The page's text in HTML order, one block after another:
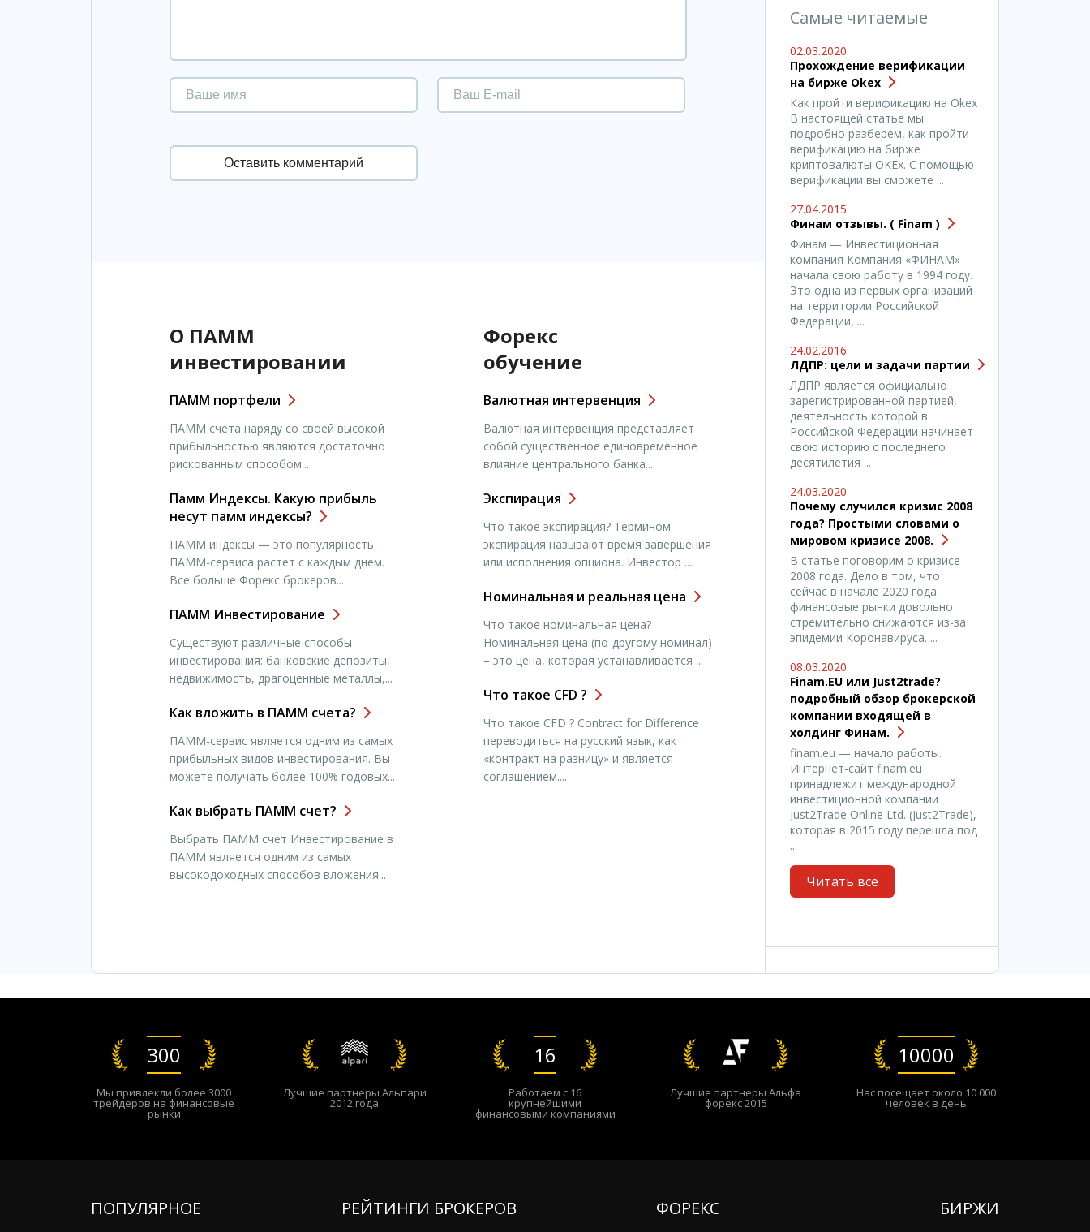
О ПАММ
инвестировании
ПАММ портфели
ПАММ счета наряду со своей высокой
прибыльностью являются достаточно
рискованным способом...
Памм Индексы. Какую прибыль
несут памм индексы?
ПАММ индексы — это популярность
ПАММ-сервиса растет с каждым днем.
Все больше Форекс брокеров...
ПАММ Инвестирование
Существуют различные способы
инвестирования: банковские депозиты,
недвижимость, драгоценные металлы,...
Как вложить в ПАММ счета?
ПАММ-сервис является одним из самых
прибыльных видов инвестирования. Вы
можете получать более 100% годовых...
Как выбрать ПАММ счет?
Выбрать ПАММ счет Инвестирование в
ПАММ является одним из самых
высокодоходных способов вложения...
Форекс
обучение
Валютная интервенция
Валютная интервенция представляет
собой существенное единовременное
влияние центрального банка...
Экспирация
Что такое экспирация? Термином
экспирация называют время завершения
или исполнения опциона. Инвестор ...
Номинальная и реальная цена
Что такое номинальная цена?
Номинальная цена (по-другому номинал)
– это цена, которая устанавливается ...
Что такое CFD ?
Что такое CFD ? Contract for Difference
переводиться на русский язык, как
«контракт на разницу» и является
соглашением....
Самые читаемые
02.03.2020
Прохождение верификации
на бирже Okex
Как пройти верификацию на Okex
В настоящей статье мы
подробно разберем, как пройти
верификацию на бирже
криптовалюты OKEx. С помощью
верификации вы сможете ...
27.04.2015
Финам отзывы. ( Finam )
Финам — Инвестиционная
компания Компания «ФИНАМ»
начала свою работу в 1994 году.
Это одна из первых организаций
на территории Российской
Федерации, ...
24.02.2016
ЛДПР: цели и задачи партии
ЛДПР является официально
зарегистрированной партией,
деятельность которой в
Российской Федерации начинает
свою историю с последнего
десятилетия ...
24.03.2020
Почему случился кризис 2008
года? Простыми словами о
мировом кризисе 2008.
В статье поговорим о кризисе
2008 года. Дело в том, что
сейчас в начале 2020 года
финансовые рынки довольно
стремительно снижаются из-за
эпидемии Коронавируса. ...
08.03.2020
Finam.EU или Just2trade?
подробный обзор брокерской
компании входящей в
холдинг Финам.
finam.eu — начало работы.
Интернет-сайт finam.eu
принадлежит международной
инвестиционной компании
Just2Trade Online Ltd. (Just2Trade),
которая в 2015 году перешла под
...
Читать все
300
Мы привлекли более 3000
трейдеров на финансовые
рынки
Лучшие партнеры Альпари
2012 года
16
Работаем с 16
крупнейшими
финансовыми компаниями
Лучшие партнеры Альфа
форекс 2015
10000
Нас посещает около 10 000
человек в день
ПОПУЛЯРНОЕ РЕЙТИНГИ БРОКЕРОВ ФОРЕКС БИРЖИ